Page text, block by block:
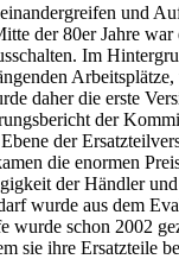
und
der 80er Jahre war
Im
daher die erste
der
der
die enormen
der Händler
wurde aus dem
schon 2002
sie ihre Ersatzteile